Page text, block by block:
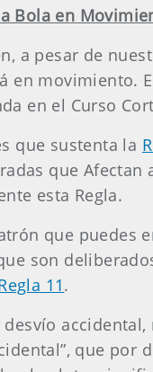
Bola en
a pesar de
en movimiento.
en el Curso
que sustenta la
que
esta Regla.
que puedes
son
11.
que